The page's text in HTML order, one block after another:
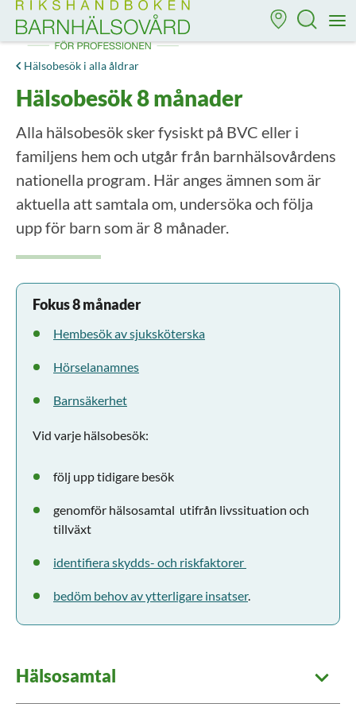
Till startsidan för Rikshandboken i barnhälsovård
Hälsobesök i alla åldrar
Hälsobesök 8 månader
Alla hälsobesök sker fysiskt på BVC eller i
familjens hem och utgår från barnhälsovårdens
nationella program . Här anges ämnen som är
aktuella att samtala om, undersöka och följa
upp för barn som är 8 månader.
Fokus 8 månader
Hembesök av sjuksköterska
Hörselanamnes
Barnsäkerhet
Vid varje hälsobesök:
följ upp tidigare besök
genomför hälsosamtal utifrån livssituation och
tillväxt
identifiera skydds- och riskfaktorer
bedöm behov av ytterligare insatser.
Hälsosamtal